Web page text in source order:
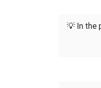
💡 In the